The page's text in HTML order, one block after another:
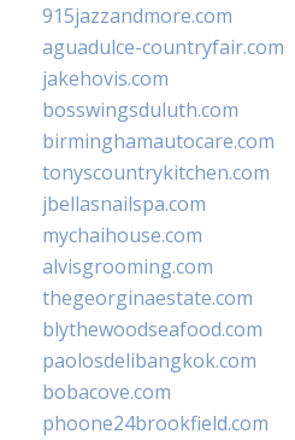
915jazzandmore.com
aguadulce-countryfair.com
jakehovis.com
bosswingsduluth.com
birminghamautocare.com
tonyscountrykitchen.com
jbellasnailspa.com
mychaihouse.com
alvisgrooming.com
thegeorginaestate.com
blythewoodseafood.com
paolosdelibangkok.com
bobacove.com
phoone24brookfield.com